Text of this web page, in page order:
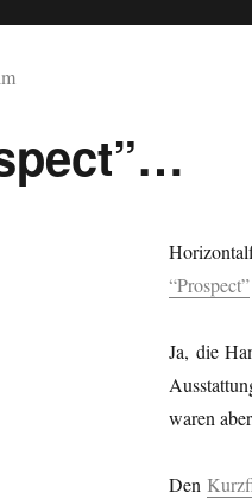
“Prospect”
Ja, die
waren
Den